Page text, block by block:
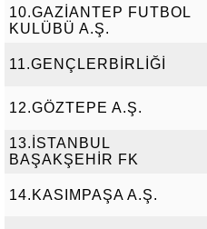
10.GAZİANTEP FUTBOL
KULÜBÜ A.Ş.
11.GENÇLERBİRLİĞİ
12.GÖZTEPE A.Ş.
13.İSTANBUL
BAŞAKŞEHİR FK
14.KASIMPAŞA A.Ş.